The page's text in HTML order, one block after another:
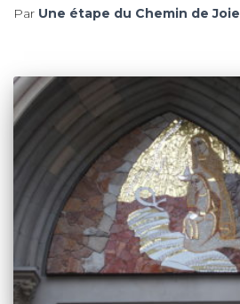
Par Une étape du Chemin de Joie